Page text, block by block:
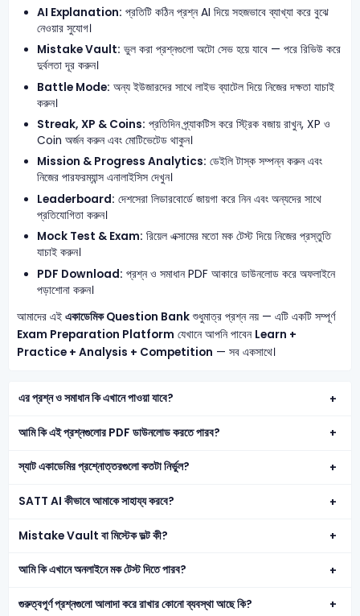
AI Explanation: প্রতিটি কঠিন প্রশ্ন AI দিয়ে সহজভাবে ব্যাখ্যা করে বুঝে
নেওয়ার সুযোগ।
Mistake Vault: ভুল করা প্রশ্নগুলো অটো সেভ হয়ে যাবে — পরে রিভিউ করে
দুর্বলতা দূর করুন।
Battle Mode: অন্য ইউজারদের সাথে লাইভ ব্যাটেল দিয়ে নিজের দক্ষতা যাচাই
করুন।
Streak, XP & Coins: প্রতিদিন প্র্যাকটিস করে স্ট্রিক বজায় রাখুন, XP ও
Coin অর্জন করুন এবং মোটিভেটেড থাকুন।
Mission & Progress Analytics: ডেইলি টাস্ক সম্পন্ন করুন এবং
নিজের পারফরম্যান্স এনালাইসিস দেখুন।
Leaderboard: দেশসেরা লিডারবোর্ডে জায়গা করে নিন এবং অন্যদের সাথে
প্রতিযোগিতা করুন।
Mock Test & Exam: রিয়েল এক্সামের মতো মক টেস্ট দিয়ে নিজের প্রস্তুতি
যাচাই করুন।
PDF Download: প্রশ্ন ও সমাধান PDF আকারে ডাউনলোড করে অফলাইনে
পড়াশোনা করুন।
আমাদের এই একাডেমিক Question Bankশুধুমাত্র প্রশ্ন নয় — এটি একটি সম্পূর্ণ
Exam Preparation Platform যেখানে আপনি পাবেন Learn +
Practice + Analysis + Competition — সব একসাথে।
এর প্রশ্ন ও সমাধান কি এখানে পাওয়া যাবে?
আমি কি এই প্রশ্নগুলোর PDF ডাউনলোড করতে পারব?
স্যাট একাডেমির প্রশ্নোত্তরগুলো কতটা নির্ভুল?
SATT AI কীভাবে আমাকে সাহায্য করবে?
Mistake Vault বা মিস্টেক ভল্ট কী?
আমি কি এখানে অনলাইনে মক টেস্ট দিতে পারব?
গুরুত্বপূর্ণ প্রশ্নগুলো আলাদা করে রাখার কোনো ব্যবস্থা আছে কি?